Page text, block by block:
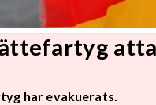
har evakuerats.